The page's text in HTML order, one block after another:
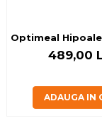
Optimeal
489,00
ADAUGA IN